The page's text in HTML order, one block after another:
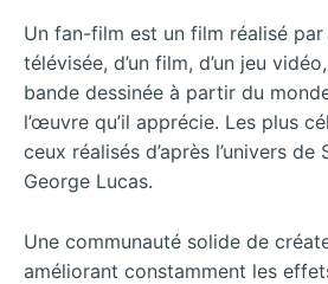
Un fan-film est un film réalisé par
télévisée, d’un film, d’un jeu
bande dessinée à partir du
l’œuvre qu’il apprécie. Les plus
ceux réalisés d’après l’univers de
George Lucas.
Une communauté solide de
améliorant constamment les